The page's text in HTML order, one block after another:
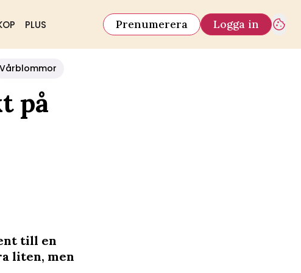
PLUS Prenumerera Logga in
Vårblommor
på
till en
liten, men